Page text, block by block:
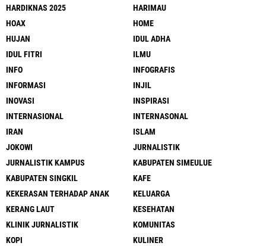
HARDIKNAS 2025
HARIMAU
HOAX
HOME
HUJAN
IDUL ADHA
IDUL FITRI
ILMU
INFO
INFOGRAFIS
INFORMASI
INJIL
INOVASI
INSPIRASI
INTERNASIONAL
INTERNASONAL
IRAN
ISLAM
JOKOWI
JURNALISTIK
JURNALISTIK KAMPUS
KABUPATEN SIMEULUE
KABUPATEN SINGKIL
KAFE
KEKERASAN TERHADAP ANAK
KELUARGA
KERANG LAUT
KESEHATAN
KLINIK JURNALISTIK
KOMUNITAS
KOPI
KULINER